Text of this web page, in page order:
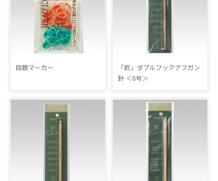
段数マーカー
「匠」ダブルフックアフガン
針 ＜6号＞